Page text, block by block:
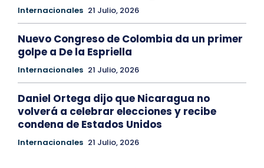
Internacionales 21 Julio, 2026
Nuevo Congreso de Colombia da un primer
golpe a De la Espriella
Internacionales 21 Julio, 2026
Daniel Ortega dijo que Nicaragua no
volverá a celebrar elecciones y recibe
condena de Estados Unidos
Internacionales 21 Julio, 2026